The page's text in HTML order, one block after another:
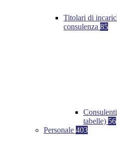
Titolari di
consulenza 85
tabelle) 56
Personale 403